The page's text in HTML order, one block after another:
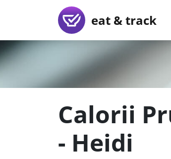
eat & track
Calorii
- Heidi